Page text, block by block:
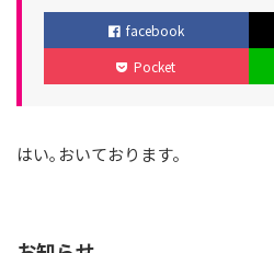
ゴ
リ
稿
日
更
新
facebook
Pocket
はい｡おいております。